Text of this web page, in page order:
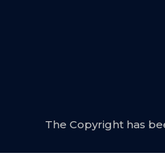
The Copyright has